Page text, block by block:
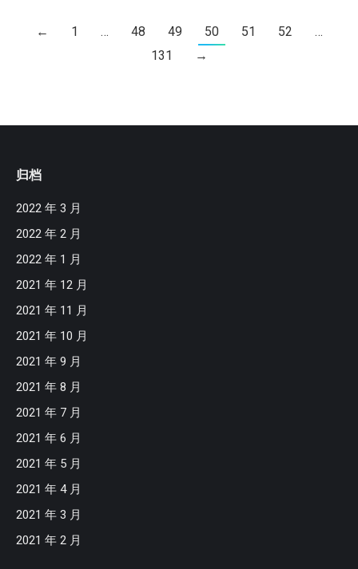
← 1 … 48 49 50 51 52
…
131
→
归档
2022 年 3 月
2022 年 2 月
2022 年 1 月
2021 年 12 月
2021 年 11 月
2021 年 10 月
2021 年 9 月
2021 年 8 月
2021 年 7 月
2021 年 6 月
2021 年 5 月
2021 年 4 月
2021 年 3 月
2021 年 2 月